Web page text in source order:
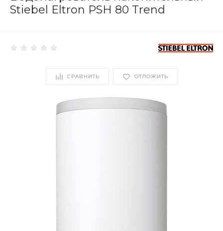
Stiebel Eltron PSH 80 Trend
СРАВНИТЬ ОТЛОЖИТЬ